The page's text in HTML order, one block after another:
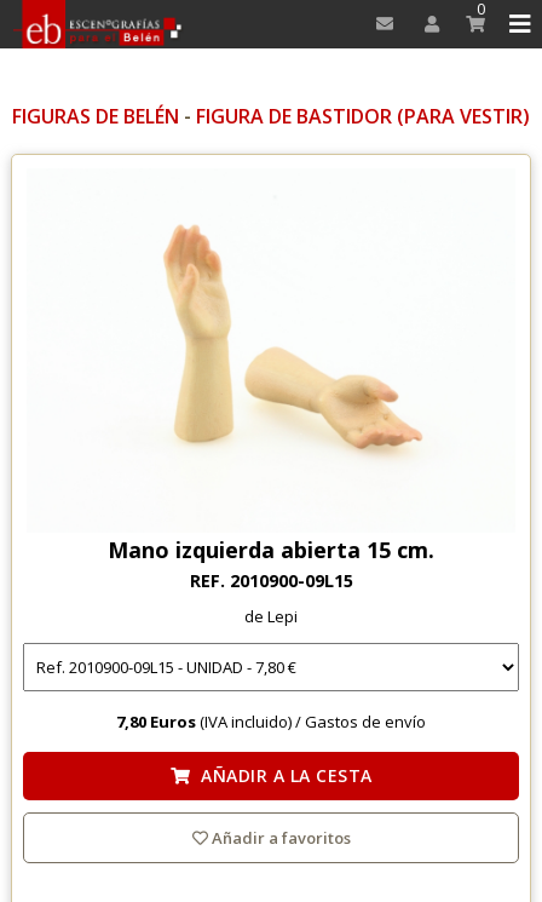
0
FIGURAS DE BELÉN - FIGURA DE BASTIDOR (PARA VESTIR)
Mano izquierda abierta 15 cm.
REF. 2010900-09L15
de Lepi
7,80 Euros(IVA incluido) /Gastos de envío
AÑADIR A LA CESTA
Añadir a favoritos